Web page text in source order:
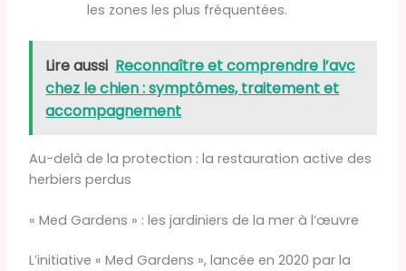
les zones les plus fréquentées.
Lire aussi Reconnaître et comprendre l’avc
chez le chien : symptômes, traitement et
accompagnement
Au-delà de la protection : la restauration active des
herbiers perdus
« Med Gardens » : les jardiniers de la mer à l’œuvre
L’initiative « Med Gardens », lancée en 2020 par la